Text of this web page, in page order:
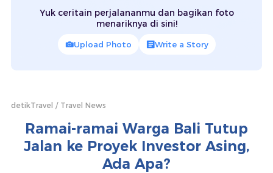
Yuk ceritain perjalananmu dan bagikan foto
menariknya di sini!
Upload Photo Write a Story
detikTravel Travel News
Ramai-ramai Warga Bali Tutup
Jalan ke Proyek Investor Asing,
Ada Apa?